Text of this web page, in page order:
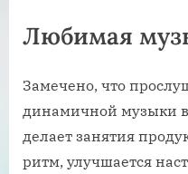
Любимая
Замечено, что
динамичной музыки
делает занятия
ритм, улучшается